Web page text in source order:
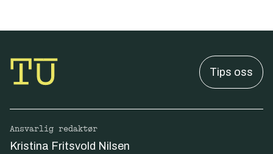
Tips oss
Ansvarlig redaktør
Kristina Fritsvold Nilsen